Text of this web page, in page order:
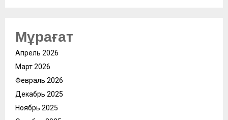
Мұрағат
Апрель 2026
Март 2026
Февраль 2026
Декабрь 2025
Ноябрь 2025